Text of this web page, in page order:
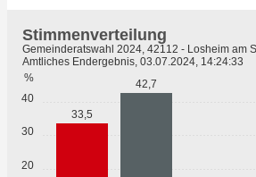
20
30
40
%
33,5
42,7
Stimmenverteilung
Gemeinderatswahl 2024, 42112 - Losheim am
Amtliches Endergebnis, 03.07.2024, 14:24:33